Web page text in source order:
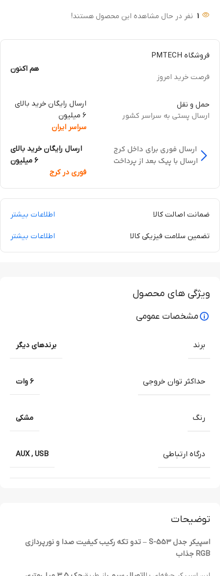
1 نفر در حال مشاهده این محصول هستند!
فروشگاه PMTECH
فرصت خرید امروز
هم اکنون
حمل و نقل
ارسال پستی به سراسر کشور
ارسال رایگان خرید بالای
6 میلیون
سراسر ایران
ارسال فوری برای داخل کرج
ارسال با پیک بعد از پرداخت
ارسال رایگان خرید بالای
6 میلیون
فوری در کرج
ضمانت اصالت کالا اطلاعات بیشتر
تضمین سلامت فیزیکی کالا اطلاعات بیشتر
توضیحات
اسپیکر جدل S-553 – تدو تکه رکیب کیفیت صدا و نورپردازی
RGB جذاب
ویژگی های محصول
مشخصات عمومی
برند برندهای دیگر
حداکثر توان خروجی 6 وات
رنگ مشکی
درگاه ارتباطی AUX , USB